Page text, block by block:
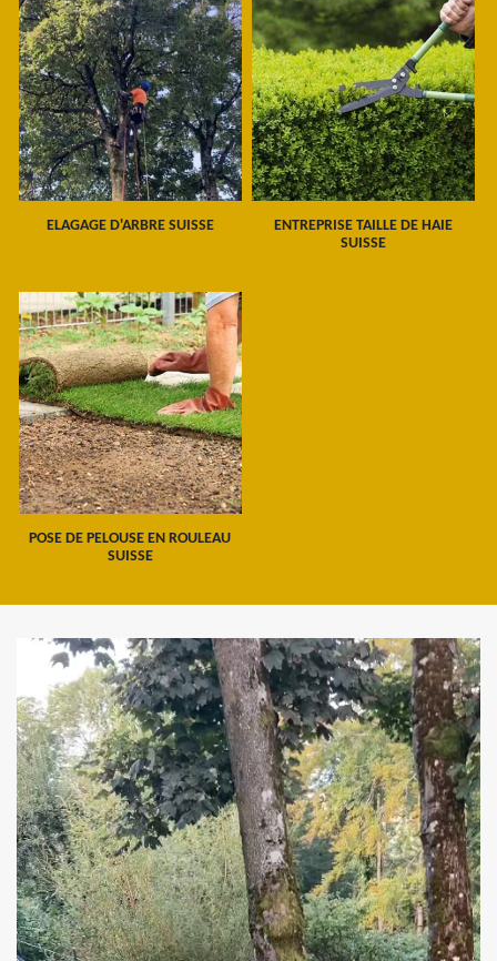
ELAGAGE D'ARBRE SUISSE
ENTREPRISE TAILLE DE HAIE
SUISSE
POSE DE PELOUSE EN ROULEAU
SUISSE